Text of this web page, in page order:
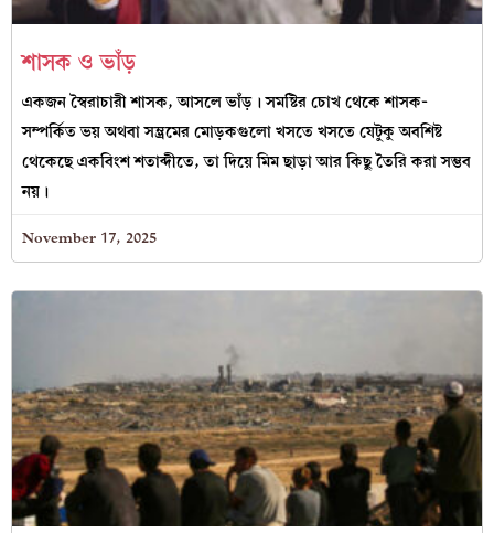
শাসক ও ভাঁড়
একজন স্বৈরাচারী শাসক, আসলে ভাঁড়। সমষ্টির চোখ থেকে শাসক-
সম্পর্কিত ভয় অথবা সম্ভ্রমের মোড়কগুলো খসতে খসতে যেটুকু অবশিষ্ট
থেকেছে একবিংশ শতাব্দীতে, তা দিয়ে মিম ছাড়া আর কিছু তৈরি করা সম্ভব
নয়।
November 17, 2025